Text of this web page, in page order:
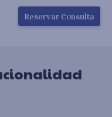
la pantalla
Reservar Consulta